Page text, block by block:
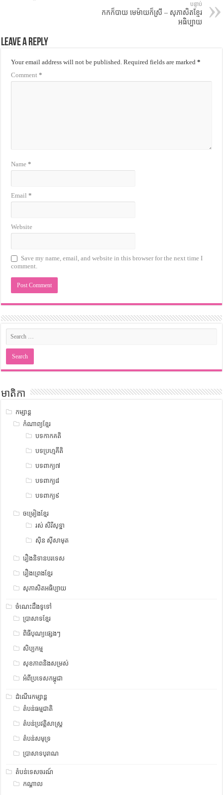
បន្ទាប់
កកក៏បាយ មេម៉ាយក៏ស្រី – សុភាសិតខ្មែរ
អធិប្បាយ
Leave a Reply
Your email address will not be published. Required fields are marked*
Comment*
Name*
Email*
Website
Save my name, email, and website in this browser for the next time I
comment.
មាតិកា
កម្សាន្ត
កំណាព្យខ្មែរ
បទកាកគតិ
បទប្រហ្មគីតិ
បទពាក្យ៧
បទពាក្យ៨
បទពាក្យ៩
ចម្រៀងខ្មែរ
រស់ សិរីសុទ្ឋា
ស៊ិន ស៊ីសាមុត
រឿងនិទានបរទេស
រឿងព្រេងខ្មែរ
សុភាសិតអធិប្បាយ
ចំណេះដឹងទូទៅ
ប្រាសាទខ្មែរ
ពិធីបុណ្យផ្សេងៗ
សិប្បកម្ម
សុខភាពនិងសម្រស់
អំពីប្រទេសកម្ពុជា
ដំណើរកម្សាន្ត
តំបន់ធម្មជាតិ
តំបន់ប្រវត្តិសាស្រ្ត
តំបន់សមុទ្រ
ប្រាសាទបុរាណ
តំបន់ទេសចរណ៍
កណ្តាល